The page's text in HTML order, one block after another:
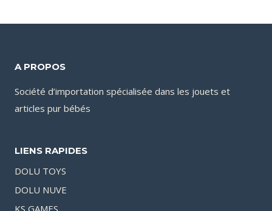
A PROPOS
Société d’importation spécialisée dans les jouets et
articles pur bébés
LIENS RAPIDES
DOLU TOYS
DOLU NUVE